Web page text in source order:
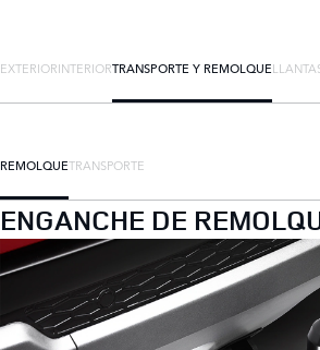
EXTERIORINTERIORTRANSPORTE Y REMOLQUE
REMOLQUETRANSPORTE
ENGANCHE DE